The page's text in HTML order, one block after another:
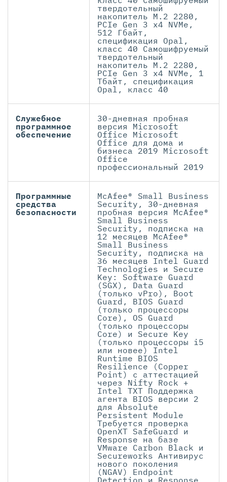
твердотельный
накопитель M.2 2280,
PCIe Gen 3 x4 NVMe,
512 Гбайт,
спецификация Opal,
класс 40 Самошифруемый
твердотельный
накопитель M.2 2280,
PCIe Gen 3 x4 NVMe, 1
Тбайт, спецификация
Opal, класс 40
Служебное
программное
обеспечение
30-дневная пробная
версия Microsoft
Office Microsoft
Office для дома и
бизнеса 2019 Microsoft
Office
профессиональный 2019
Программные
средства
безопасности
McAfee® Small Business
Security, 30-дневная
пробная версия McAfee®
Small Business
Security, подписка на
12 месяцев McAfee®
Small Business
Security, подписка на
36 месяцев Intel Guard
Technologies и Secure
Key: Software Guard
(SGX), Data Guard
(только vPro), Boot
Guard, BIOS Guard
(только процессоры
Core), OS Guard
(только процессоры
Core) и Secure Key
(только процессоры i5
или новее) Intel
Runtime BIOS
Resilience (Copper
Point) с аттестацией
через Nifty Rock +
Intel TXT Поддержка
агента BIOS версии 2
для Absolute
Persistent Module
Требуется проверка
OpenXT SafeGuard и
Response на базе
VMware Carbon Black и
Secureworks Антивирус
нового поколения
(NGAV) Endpoint